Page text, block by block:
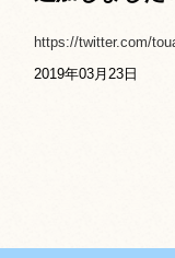
https://twitter.com/
2019年03月23日